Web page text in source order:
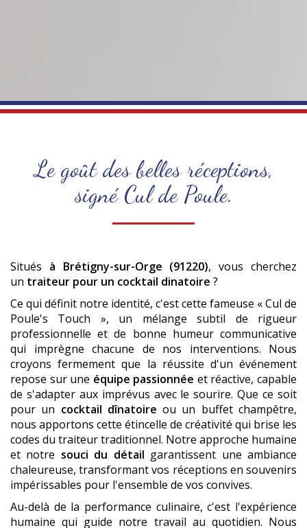
Le goût des belles réceptions,
signé Cul de Poule.
Situés à Brétigny-sur-Orge (91220), vous cherchez
un traiteur pour un cocktail dinatoire ?
Ce qui définit notre identité, c'est cette fameuse « Cul de
Poule's Touch », un mélange subtil de rigueur
professionnelle et de bonne humeur communicative
qui imprègne chacune de nos interventions. Nous
croyons fermement que la réussite d'un événement
repose sur une équipe passionnée et réactive, capable
de s'adapter aux imprévus avec le sourire. Que ce soit
pour un cocktail dînatoire ou un buffet champêtre,
nous apportons cette étincelle de créativité qui brise les
codes du traiteur traditionnel. Notre approche humaine
et notre souci du détail garantissent une ambiance
chaleureuse, transformant vos réceptions en souvenirs
impérissables pour l'ensemble de vos convives.
Au-delà de la performance culinaire, c'est l'expérience
humaine qui guide notre travail au quotidien. Nous